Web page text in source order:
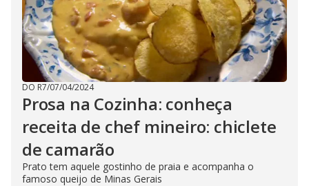
DO R7/07/04/2024
Prosa na Cozinha: conheça
receita de chef mineiro: chiclete
de camarão
Prato tem aquele gostinho de praia e acompanha o
famoso queijo de Minas Gerais